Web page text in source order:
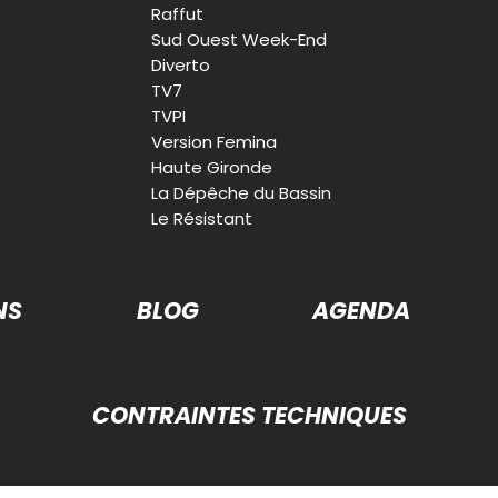
Raffut
Sud Ouest Week-End
Diverto
TV7
TVPI
Version Femina
Haute Gironde
La Dépêche du Bassin
Le Résistant
BLOG AGENDA
CONTRAINTES TECHNIQUES